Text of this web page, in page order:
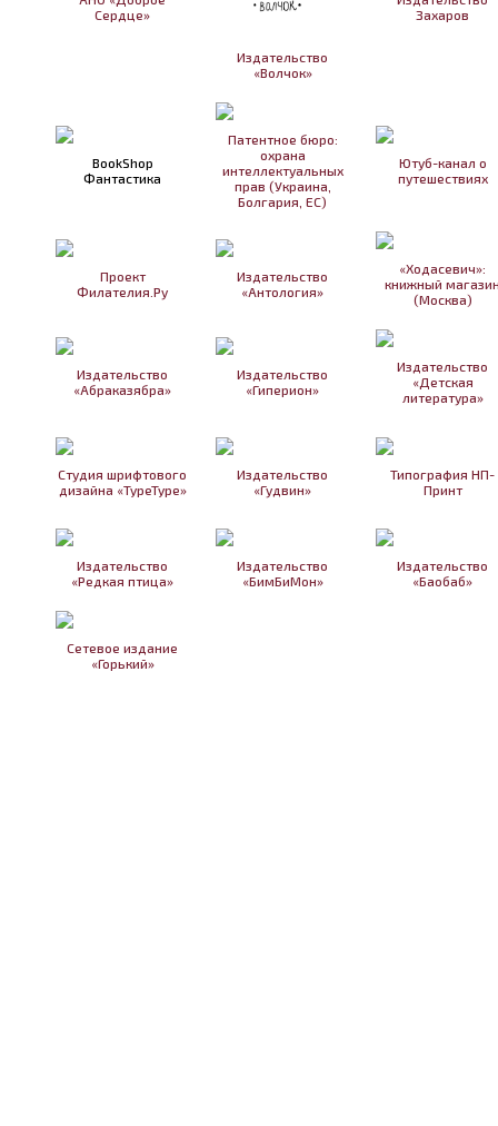
Сердце»
Издательство
«Волчок»
Захаров
BookShop
Фантастика
Патентное бюро:
охрана
интеллектуальных
прав (Украина,
Болгария, ЕС)
Ютуб-канал о
путешествиях
Проект
Филателия.Ру
Издательство
«Антология»
«Ходасевич»:
книжный
(Москва)
Издательство
«Абраказябра»
Издательство
«Гиперион»
Издательство
«Детская
литература»
Студия шрифтового
дизайна «TypeType»
Издательство
«Гудвин»
Типография НП-
Принт
Издательство
«Редкая птица»
Издательство
«БимБиМон»
Издательство
«Баобаб»
Сетевое издание
«Горький»